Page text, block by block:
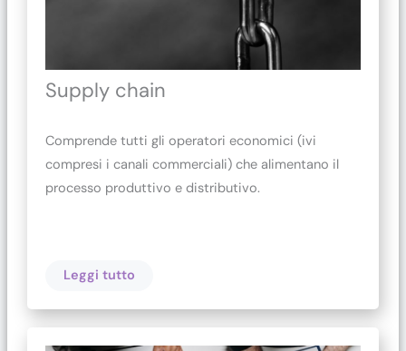
Supply chain
Comprende tutti gli operatori economici (ivi
compresi i canali commerciali) che alimentano il
processo produttivo e distributivo.
Leggi tutto